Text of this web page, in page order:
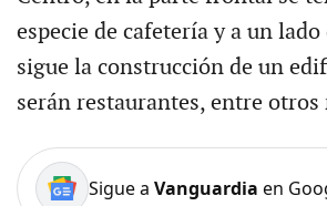
especie de cafetería y a un
sigue la construcción de un
serán restaurantes, entre otros
Sigue a Vanguardia en